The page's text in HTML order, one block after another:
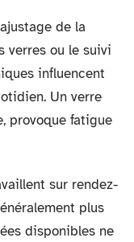
de la
verres ou le suivi
influencent
Un verre
provoque fatigue
sur rendez-
plus
disponibles ne